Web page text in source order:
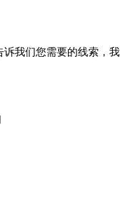
我们您需要的线索，我